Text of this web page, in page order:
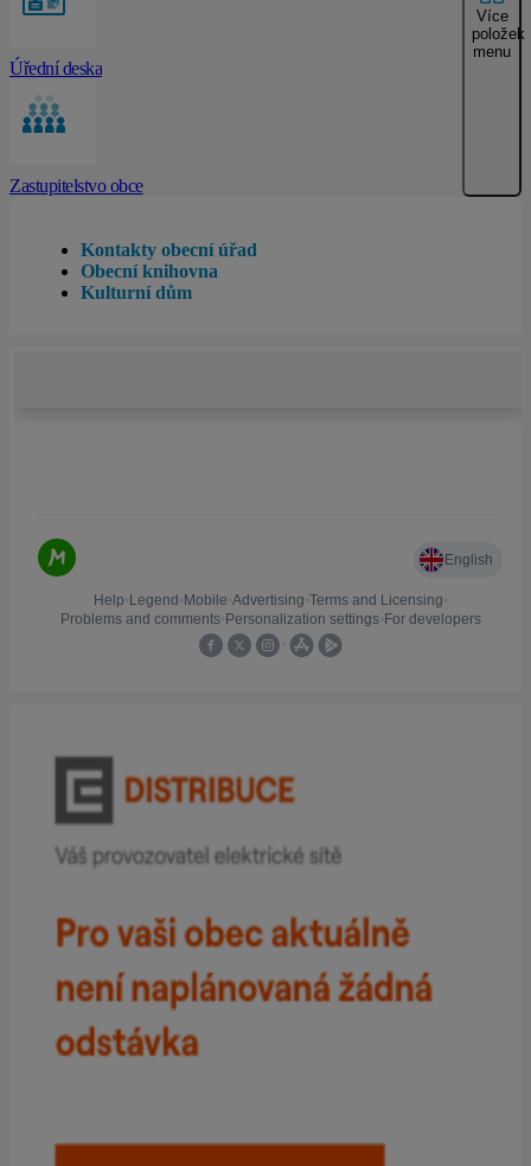
Úřední deska
Zastupitelstvo obce
Více
položek
menu
Kontakty obecní úřad
Obecní knihovna
Kulturní dům